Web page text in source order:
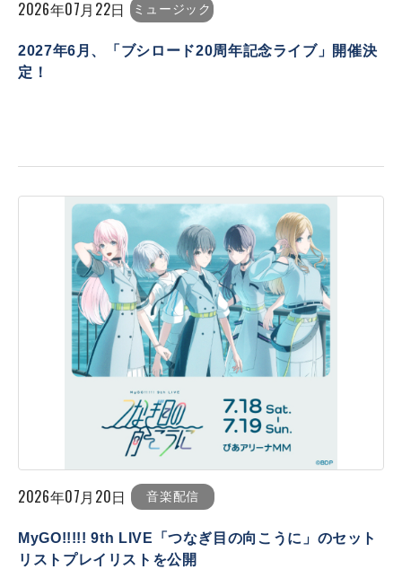
2026年07月22日 ミュージック
2027年6月、「ブシロード20周年記念ライブ」開催決
定！
2026年07月20日 音楽配信
MyGO!!!!! 9th LIVE「つなぎ目の向こうに」のセット
リストプレイリストを公開